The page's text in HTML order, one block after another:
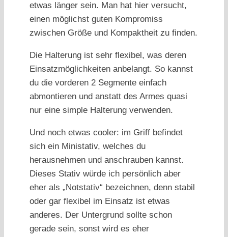
etwas länger sein. Man hat hier versucht,
einen möglichst guten Kompromiss
zwischen Größe und Kompaktheit zu finden.
Die Halterung ist sehr flexibel, was deren
Einsatzmöglichkeiten anbelangt. So kannst
du die vorderen 2 Segmente einfach
abmontieren und anstatt des Armes quasi
nur eine simple Halterung verwenden.
Und noch etwas cooler: im Griff befindet
sich ein Ministativ, welches du
herausnehmen und anschrauben kannst.
Dieses Stativ würde ich persönlich aber
eher als „Notstativ“ bezeichnen, denn stabil
oder gar flexibel im Einsatz ist etwas
anderes. Der Untergrund sollte schon
gerade sein, sonst wird es eher